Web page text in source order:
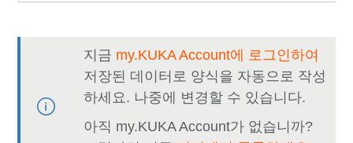
지금 my.KUKA Account에 로그인하여
저장된 데이터로 양식을 자동으로 작성
하세요. 나중에 변경할 수 있습니다.
아직 my.KUKA Account가 없습니까?